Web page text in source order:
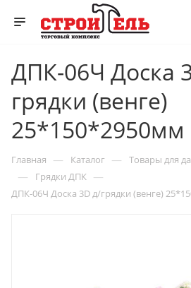
ДПК-06Ч Доска
грядки (венге)
25*150*2950мм
Главная — Каталог — Товары для
— Грядки ДПК —
ДПК-06Ч Доска 3D д/грядки (венге)